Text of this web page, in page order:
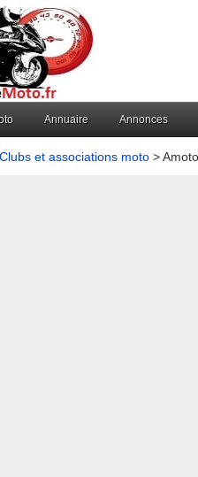
Annuaire Annonces
Clubs et associations moto > Amoto